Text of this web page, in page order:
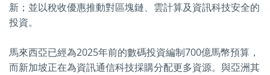
新；並以稅收優惠推動對區塊鏈、雲計算及資訊科技安全的
投資。
馬來西亞已經為2025年前的數碼投資編制700億馬幣預算，
而新加坡正在為資訊通信科技採購分配更多資源。與亞洲其